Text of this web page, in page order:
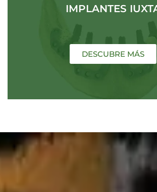
IMPLANTES
DESCUBRE MÁS